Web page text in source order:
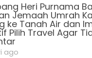
Heri Purnama
Jemaah Umrah
ke Tanah Air dan
Pilih Travel Agar
ago